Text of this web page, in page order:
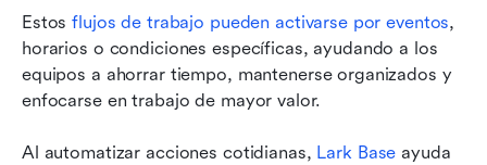
Estos flujos de trabajo pueden activarse por eventos,
horarios o condiciones específicas, ayudando a los
equipos a ahorrar tiempo, mantenerse organizados y
enfocarse en trabajo de mayor valor.
Al automatizar acciones cotidianas, Lark Base ayuda